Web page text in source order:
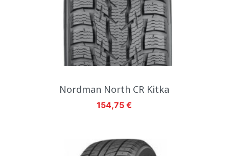
Nordman North CR Kitka
Hinta
154,75 €